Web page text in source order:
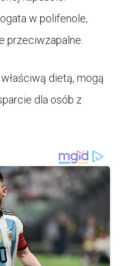
w polifenole,
przeciwzapalne.
dietą, mogą
dla osób z